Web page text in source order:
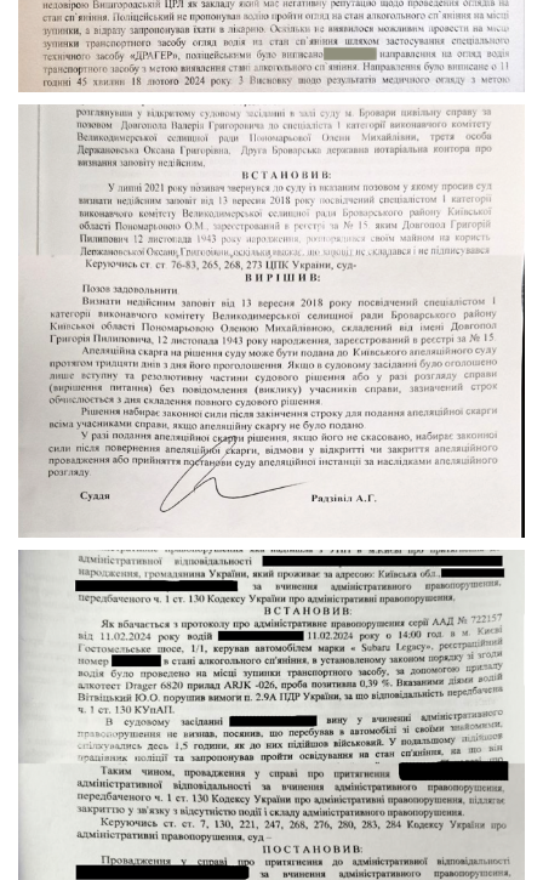
Визнати Заповіт Недійсним
Виправдання за ст. 130 КУпАП